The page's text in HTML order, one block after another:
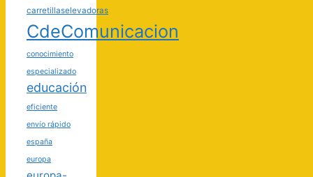
carretillaselevadoras
CdeComunicacion
conocimiento
especializado
educación
eficiente
envío rápido
españa
europa